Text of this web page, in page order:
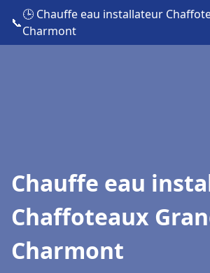
📞
🕒 Chauffe eau installateur
Charmont
Chauffe eau
Chaffoteaux
Charmont